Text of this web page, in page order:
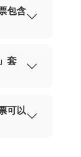
包含
套
可以